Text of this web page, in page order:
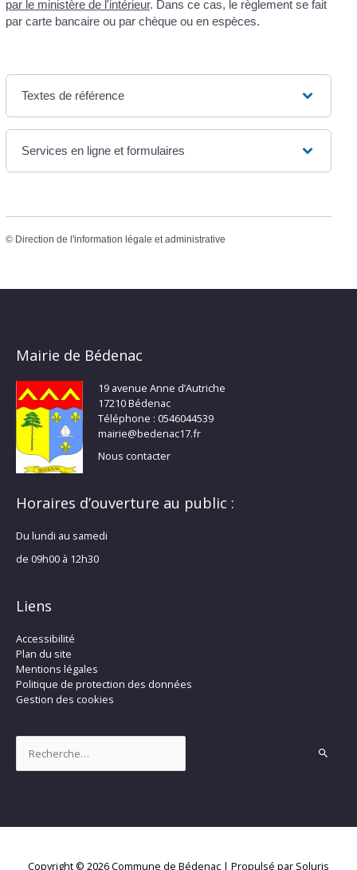
par le ministère de l'intérieur. Dans ce cas, le règlement se fait
par carte bancaire ou par chèque ou en espèces.
Textes de référence
Services en ligne et formulaires
© Direction de l'information légale et administrative
Mairie de Bédenac
19 avenue Anne d’Autriche
17210 Bédenac
Téléphone : 0546044539
mairie@bedenac17.fr
Nous contacter
Horaires d’ouverture au public :
Du lundi au samedi
de 09h00 à 12h30
Liens
Accessibilité
Plan du site
Mentions légales
Politique de protection des données
Gestion des cookies
Copyright © 2026Commune de Bédenac | Propulsé par Soluris